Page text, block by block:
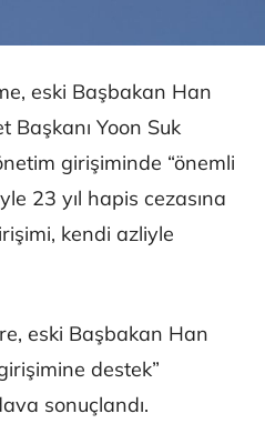
eski Başbakan Han
Başkanı Yoon Suk
girişiminde “önemli
23 yıl hapis cezasına
kendi azliyle
eski Başbakan Han
destek”
sonuçlandı.